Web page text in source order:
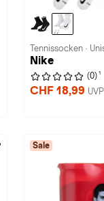
Tennissocken ·
Nike
(0) 1
CHF 18,99
Sale